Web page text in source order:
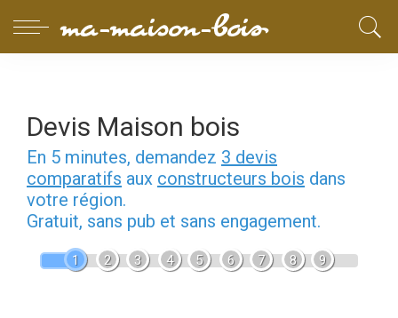
Devis Maison bois
En 5 minutes, demandez 3 devis
comparatifs aux constructeurs bois dans
votre région.
Gratuit, sans pub et sans engagement.
1 2 3 4 5 6 7 8 9